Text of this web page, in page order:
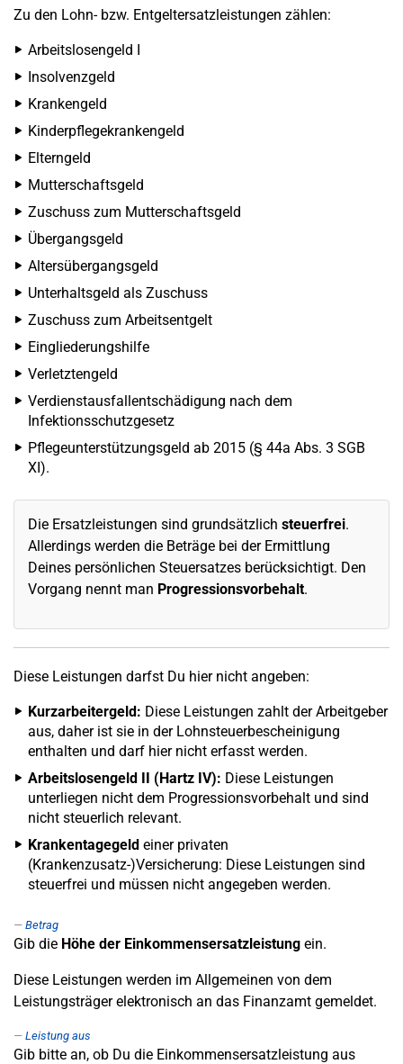
Zu den Lohn- bzw. Entgeltersatzleistungen zählen:
Arbeitslosengeld I
Insolvenzgeld
Krankengeld
Kinderpflegekrankengeld
Elterngeld
Mutterschaftsgeld
Zuschuss zum Mutterschaftsgeld
Übergangsgeld
Altersübergangsgeld
Unterhaltsgeld als Zuschuss
Zuschuss zum Arbeitsentgelt
Eingliederungshilfe
Verletztengeld
Verdienstausfallentschädigung nach dem
Infektionsschutzgesetz
Pflegeunterstützungsgeld ab 2015 (§ 44a Abs. 3 SGB
XI).
Die Ersatzleistungen sind grundsätzlich steuerfrei.
Allerdings werden die Beträge bei der Ermittlung
Deines persönlichen Steuersatzes berücksichtigt. Den
Vorgang nennt man Progressionsvorbehalt.
Diese Leistungen darfst Du hier nicht angeben:
Kurzarbeitergeld: Diese Leistungen zahlt der Arbeitgeber
aus, daher ist sie in der Lohnsteuerbescheinigung
enthalten und darf hier nicht erfasst werden.
Arbeitslosengeld II (Hartz IV): Diese Leistungen
unterliegen nicht dem Progressionsvorbehalt und sind
nicht steuerlich relevant.
Krankentagegeld einer privaten
(Krankenzusatz-)Versicherung: Diese Leistungen sind
steuerfrei und müssen nicht angegeben werden.
Betrag
Gib die Höhe der Einkommensersatzleistung ein.
Diese Leistungen werden im Allgemeinen von dem
Leistungsträger elektronisch an das Finanzamt gemeldet.
Leistung aus
Gib bitte an, ob Du die Einkommensersatzleistung aus